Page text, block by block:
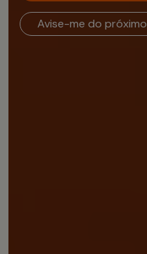
Avise-me do próximo